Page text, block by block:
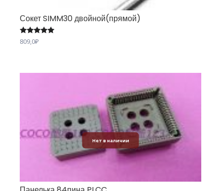
Сокет SIMM30 двойной(прямой)
Оценка
5.00
809,0₽
Нет в наличии